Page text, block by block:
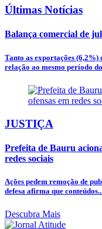
Últimas Notícias
Balança comercial de
Tanto as exportações
relação ao mesmo período
JUSTIÇA
Prefeita de Bauru
redes sociais
Ações pedem remoção de
defesa afirma que
Descubra Mais